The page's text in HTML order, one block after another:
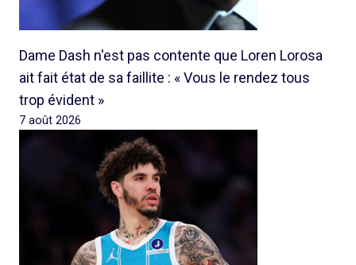
Dame Dash n'est pas contente que Loren Lorosa
ait fait état de sa faillite : « Vous le rendez tous
trop évident »
7 août 2026